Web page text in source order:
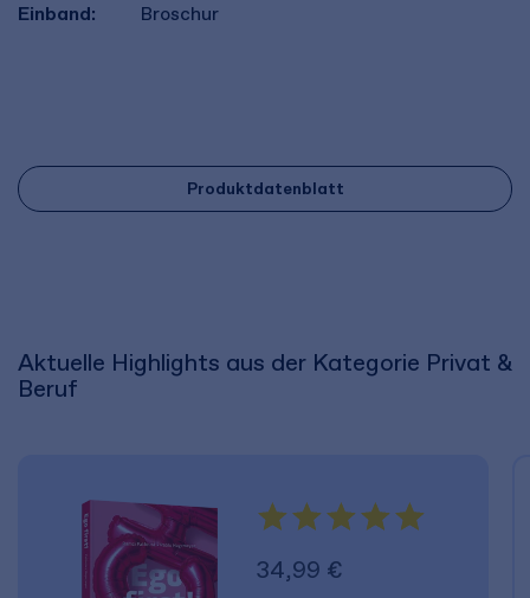
Einband:
Broschur
Produktdatenblatt
Aktuelle Highlights aus der Kategorie Privat &
Beruf
34,99 €